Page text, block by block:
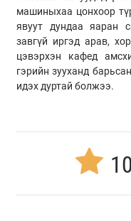
машиныхаа цонхоор
явуут дундаа яаран
завгүй иргэд арав,
цэвэрхэн кафед
гэрийн зууханд
идэх дуртай болжээ.
10